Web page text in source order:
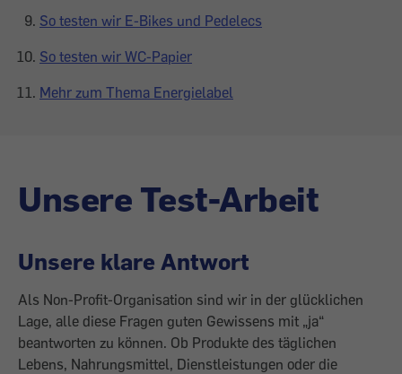
So testen wir E-Bikes und Pedelecs
So testen wir WC-Papier
Mehr zum Thema Energielabel
Unsere Test-Arbeit
Unsere klare Antwort
Als Non-Profit-Organisation sind wir in der glücklichen
Lage, alle diese Fragen guten Gewissens mit „ja“
beantworten zu können. Ob Produkte des täglichen
Lebens, Nahrungsmittel, Dienstleistungen oder die